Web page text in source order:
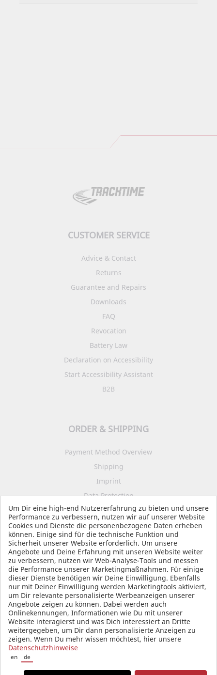
CUSTOMER SERVICE
Advice & Contact
Returns
Guarantee and Repairs
Downloads
FAQ
Revocation
Battery Law
Declaration on Accessibility
Start Accessibility Assistant
B2B
ORDER & SHIPPING
Payment Method Overview
Shipping
Imprint
Data Protection
Terms and Conditions
SOCIAL MEDIA
Um Dir eine high-end Nutzererfahrung zu bieten und unsere
Performance zu verbessern, nutzen wir auf unserer Website
Cookies und Dienste die personenbezogene Daten erheben
können. Einige sind für die technische Funktion und
Sicherheit unserer Website erforderlich. Um unsere
Angebote und Deine Erfahrung mit unseren Website weiter
zu verbessern, nutzen wir Web-Analyse-Tools und messen
die Performance unserer Marketingmaßnahmen. Für einige
dieser Dienste benötigen wir Deine Einwilligung. Ebenfalls
nur mit Deiner Einwilligung werden Marketingtools aktiviert,
um Dir relevante personalisierte Werbeanzeigen unserer
Angebote zeigen zu können. Dabei werden auch
Onlinekennungen, Informationen wie Du mit unserer
Website interagierst und was Dich interessiert an Dritte
weitergegeben, um Dir dann personalisierte Anzeigen zu
zeigen. Wenn Du mehr wissen möchtest, hier unsere
Datenschutzhinweise
en de